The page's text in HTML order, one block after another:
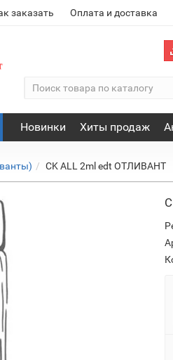
заказать Оплата и доставка
Новинки Хиты продаж
CK ALL 2ml edt ОТЛИВАНТ